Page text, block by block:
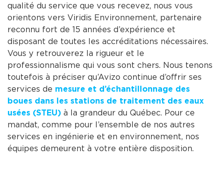
qualité du service que vous recevez, nous vous
orientons vers Viridis Environnement, partenaire
reconnu fort de 15 années d’expérience et
disposant de toutes les accréditations nécessaires.
Vous y retrouverez la rigueur et le
professionnalisme qui vous sont chers. Nous tenons
toutefois à préciser qu’Avizo continue d’offrir ses
services de mesure et d’échantillonnage des
boues dans les stations de traitement des eaux
usées (STEU) à la grandeur du Québec. Pour ce
mandat, comme pour l’ensemble de nos autres
services en ingénierie et en environnement, nos
équipes demeurent à votre entière disposition.